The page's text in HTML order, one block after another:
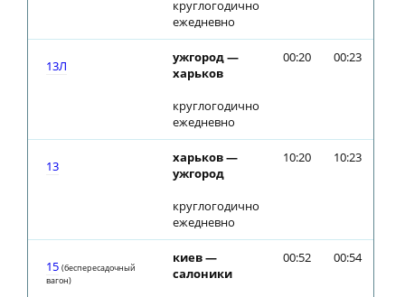
круглогодично
ежедневно
13Л
ужгород —
харьков
круглогодично
ежедневно
00:20 00:23
13
харьков —
ужгород
круглогодично
ежедневно
10:20 10:23
15 (беспересадочный
вагон)
киев —
салоники
00:52 00:54